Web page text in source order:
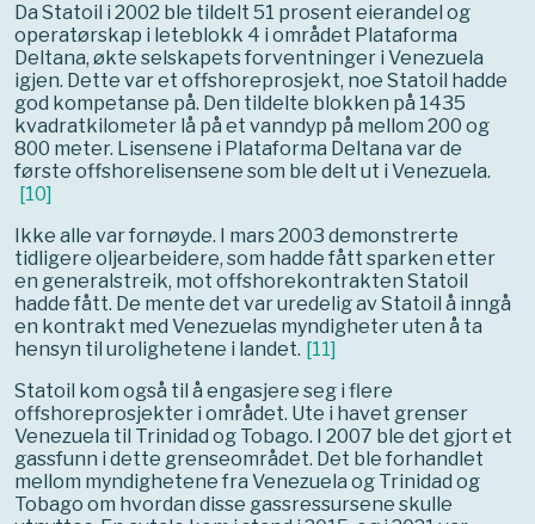
Da Statoil i 2002 ble tildelt 51 prosent eierandel og
operatørskap i leteblokk 4 i området Plataforma
Deltana, økte selskapets forventninger i Venezuela
igjen. Dette var et offshoreprosjekt, noe Statoil hadde
god kompetanse på. Den tildelte blokken på 1435
kvadratkilometer lå på et vanndyp på mellom 200 og
800 meter. Lisensene i Plataforma Deltana var de
første offshorelisensene som ble delt ut i Venezuela.
[10]
Ikke alle var fornøyde. I mars 2003 demonstrerte
tidligere oljearbeidere, som hadde fått sparken etter
en generalstreik, mot offshorekontrakten Statoil
hadde fått. De mente det var uredelig av Statoil å inngå
en kontrakt med Venezuelas myndigheter uten å ta
hensyn til urolighetene i landet. [11]
Statoil kom også til å engasjere seg i flere
offshoreprosjekter i området. Ute i havet grenser
Venezuela til Trinidad og Tobago. I 2007 ble det gjort et
gassfunn i dette grenseområdet. Det ble forhandlet
mellom myndighetene fra Venezuela og Trinidad og
Tobago om hvordan disse gassressursene skulle